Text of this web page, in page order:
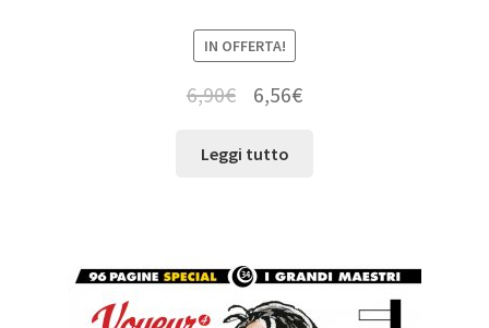
IN OFFERTA!
6,90€ 6,56€
Leggi tutto